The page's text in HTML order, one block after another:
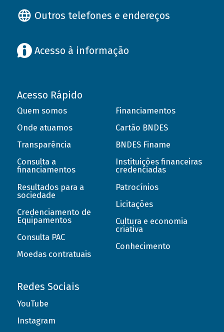
Outros telefones e endereços
Acesso à informação
Acesso Rápido
Quem somos
Onde atuamos
Transparência
Consulta a
financiamentos
Resultados para a
sociedade
Credenciamento de
Equipamentos
Consulta PAC
Moedas contratuais
Financiamentos
Cartão BNDES
BNDES Finame
Instituições financeiras
credenciadas
Patrocínios
Licitações
Cultura e economia
criativa
Conhecimento
Redes Sociais
YouTube
Instagram